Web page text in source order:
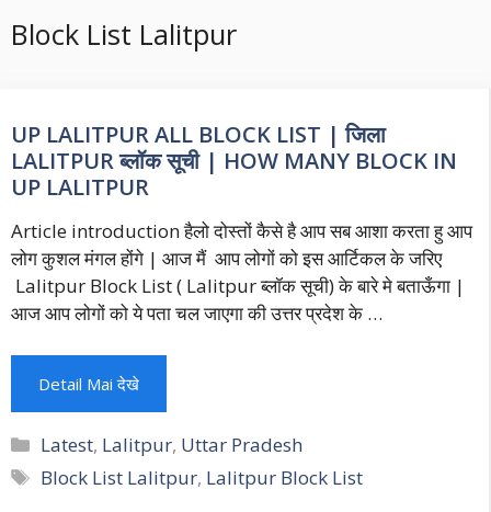
Block List Lalitpur
UP LALITPUR ALL BLOCK LIST | जिला
LALITPUR ब्लॉक सूची | HOW MANY BLOCK IN
UP LALITPUR
Article introduction हैलो दोस्तों कैसे है आप सब आशा करता हु आप
लोग कुशल मंगल होंगे | आज मैं आप लोगों को इस आर्टिकल के जरिए
Lalitpur Block List ( Lalitpur ब्लॉक सूची) के बारे मे बताऊँगा |
आज आप लोगों को ये पता चल जाएगा की उत्तर प्रदेश के …
Detail Mai देखे
Categories
Latest, Lalitpur, Uttar Pradesh
Tags
Block List Lalitpur, Lalitpur Block List